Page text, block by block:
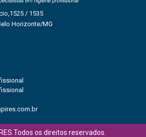
/ 1535
Horizonte/MG
os direitos reservados.